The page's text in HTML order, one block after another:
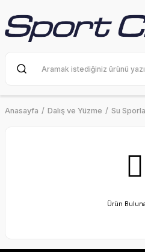
Anasayfa Dalış ve Yüzme Su
Ürün